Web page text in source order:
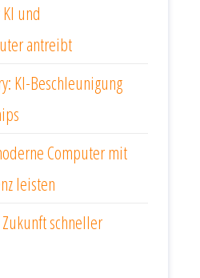
und
antreibt
KI-Beschleunigung
Computer mit
leisten
Zukunft schneller